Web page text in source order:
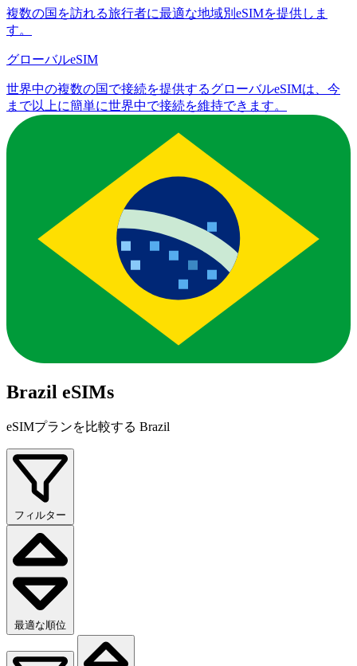
複数の国を訪れる旅行者に最適な地域別eSIMを提供しま
す。
グローバルeSIM
世界中の複数の国で接続を提供するグローバルeSIMは、今
まで以上に簡単に世界中で接続を維持できます。
Brazil eSIMs
eSIMプランを比較する Brazil
フィルター
最適な順位